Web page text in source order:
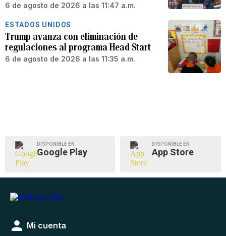
6 de agosto de 2026 a las 11:47 a.m.
ESTADOS UNIDOS
Trump avanza con eliminación de
regulaciones al programa Head Start
6 de agosto de 2026 a las 11:35 a.m.
DISPONIBLE EN
Google Play
DISPONIBLE EN
App Store
Mi cuenta